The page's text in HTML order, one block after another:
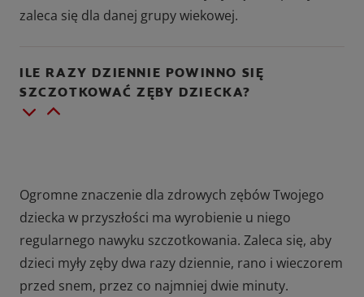
zaleca się dla danej grupy wiekowej.
ILE RAZY DZIENNIE POWINNO SIĘ
SZCZOTKOWAĆ ZĘBY DZIECKA?
Ogromne znaczenie dla zdrowych zębów Twojego
dziecka w przyszłości ma wyrobienie u niego
regularnego nawyku szczotkowania. Zaleca się, aby
dzieci myły zęby dwa razy dziennie, rano i wieczorem
przed snem, przez co najmniej dwie minuty.